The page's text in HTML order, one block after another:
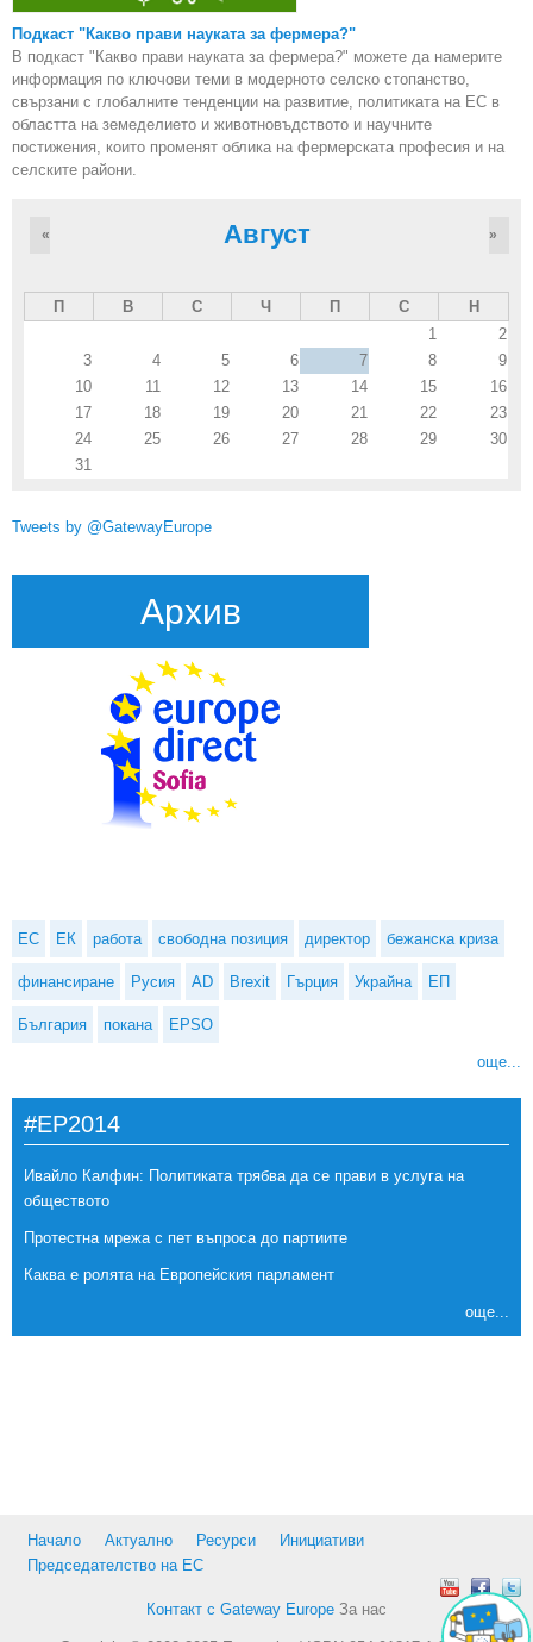
Подкаст "Какво прави науката за фермера?"
В подкаст "Какво прави науката за фермера?" можете да намерите
информация по ключови теми в модерното селско стопанство,
свързани с глобалните тенденции на развитие, политиката на ЕС в
областта на земеделието и животновъдството и научните
постижения, които променят облика на фермерската професия и на
селските райони.
Август
« »
П В С Ч П С
Н
1
2
3
4 5 6 7 8
9
10
11 12 13 14 15
16
17
18 19 20 21 22
23
24
25 26 27 28 29
30
31
Tweets by @GatewayEurope
Архив
ЕС ЕК работа свободна позиция директор бежанска криза
финансиране Русия AD Brexit Гърция Украйна ЕП
България покана EPSO
още...
#EP2014
Ивайло Калфин: Политиката трябва да се прави в услуга на
обществото
Протестна мрежа с пет въпроса до партиите
Каква е ролята на Европейския парламент
още...
Начало Актуално Ресурси
Инициативи
Председателство на ЕС
Контакт с Gateway Europe За нас